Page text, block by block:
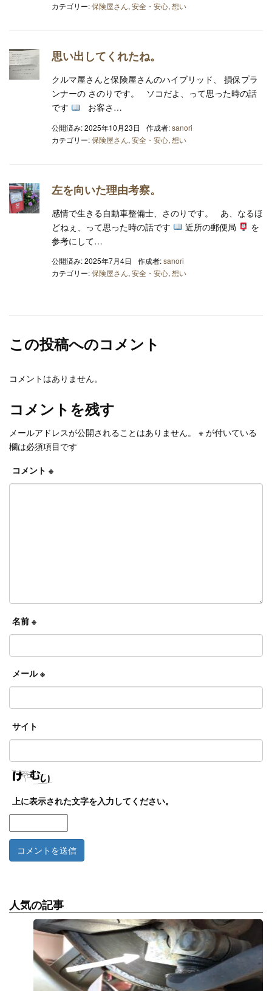
カテゴリー:保険屋さん, 安全・安心, 想い
思い出してくれたね。
クルマ屋さんと保険屋さんのハイブリッド、 損保プラ
ンナーの さのりです。 ソコだよ、って思った時の話
です
お客さ…
公開済み: 2025年10月23日 作成者:sanori
カテゴリー:保険屋さん, 安全・安心, 想い
左を向いた理由考察。
感情で生きる自動車整備士、さのりです。 あ、なるほ
どねぇ、って思った時の話です
近所の郵便局
を
参考にして…
公開済み: 2025年7月4日 作成者:sanori
カテゴリー:保険屋さん, 安全・安心, 想い
この投稿へのコメント
コメントはありません。
コメントを残す
メールアドレスが公開されることはありません。 ※ が付いている
欄は必須項目です
コメント ※
名前 ※
メール※
サイト
上に表示された文字を入力してください。
人気の記事